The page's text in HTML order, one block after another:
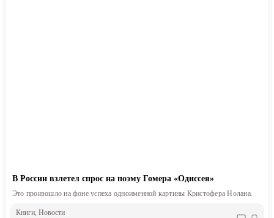
В России взлетел спрос на поэму Гомера «Одиссея»
Это произошло на фоне успеха одноименной картины Кристофера Нолана.
Книги, Новости